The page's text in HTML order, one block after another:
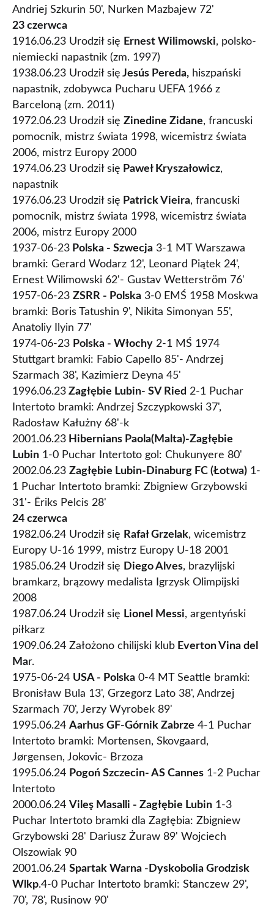
Andriej Szkurin 50', Nurken Mazbajew 72'
23 czerwca
1916.06.23 Urodził się Ernest Wilimowski, polsko-
niemiecki napastnik (zm. 1997)
1938.06.23 Urodził się Jesús Pereda, hiszpański
napastnik, zdobywca Pucharu UEFA 1966 z
Barceloną (zm. 2011)
1972.06.23 Urodził się Zinedine Zidane, francuski
pomocnik, mistrz świata 1998, wicemistrz świata
2006, mistrz Europy 2000
1974.06.23 Urodził się Paweł Kryszałowicz,
napastnik
1976.06.23 Urodził się Patrick Vieira, francuski
pomocnik, mistrz świata 1998, wicemistrz świata
2006, mistrz Europy 2000
1937-06-23 Polska - Szwecja 3-1 MT Warszawa
bramki: Gerard Wodarz 12', Leonard Piątek 24',
Ernest Wilimowski 62'- Gustav Wetterström 76'
1957-06-23 ZSRR - Polska 3-0 EMŚ 1958 Moskwa
bramki: Boris Tatushin 9', Nikita Simonyan 55',
Anatoliy Ilyin 77'
1974-06-23 Polska - Włochy 2-1 MŚ 1974
Stuttgart bramki: Fabio Capello 85'- Andrzej
Szarmach 38', Kazimierz Deyna 45'
1996.06.23 Zagłębie Lubin- SV Ried 2-1 Puchar
Intertoto bramki: Andrzej Szczypkowski 37',
Radosław Kałużny 68'-k
2001.06.23 Hibernians Paola(Malta)-Zagłębie
Lubin 1-0 Puchar Intertoto gol: Chukunyere 80'
2002.06.23 Zagłębie Lubin-Dinaburg FC (Łotwa) 1-
1 Puchar Intertoto bramki: Zbigniew Grzybowski
31'- Ēriks Pelcis 28'
24 czerwca
1982.06.24 Urodził się Rafał Grzelak, wicemistrz
Europy U-16 1999, mistrz Europy U-18 2001
1985.06.24 Urodził się Diego Alves, brazylijski
bramkarz, brązowy medalista Igrzysk Olimpijski
2008
1987.06.24 Urodził się Lionel Messi, argentyński
piłkarz
1909.06.24 Założono chilijski klub Everton Vina del
Mar.
1975-06-24 USA - Polska 0-4 MT Seattle bramki:
Bronisław Bula 13', Grzegorz Lato 38', Andrzej
Szarmach 70', Jerzy Wyrobek 89'
1995.06.24 Aarhus GF-Górnik Zabrze 4-1 Puchar
Intertoto bramki: Mortensen, Skovgaard,
Jørgensen, Jokovic- Brzoza
1995.06.24 Pogoń Szczecin- AS Cannes 1-2 Puchar
Intertoto
2000.06.24 Vileş Masalli - Zagłębie Lubin 1-3
Puchar Intertoto bramki dla Zagłębia: Zbigniew
Grzybowski 28' Dariusz Żuraw 89' Wojciech
Olszowiak 90
2001.06.24 Spartak Warna -Dyskobolia Grodzisk
Wlkp.4-0 Puchar Intertoto bramki: Stanczew 29',
70', 78', Rusinow 90'